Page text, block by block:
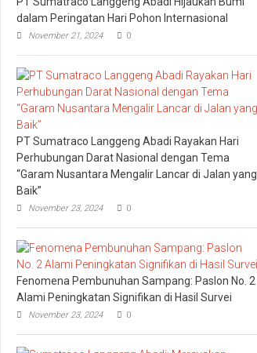
dalam Peringatan Hari Pohon Internasional
November 21, 2024 0
PT Sumatraco Langgeng Abadi Rayakan Hari
Perhubungan Darat Nasional dengan Tema
“Garam Nusantara Mengalir Lancar di Jalan yang
Baik”
November 23, 2024 0
Fenomena Pembunuhan Sampang: Paslon No. 2
Alami Peningkatan Signifikan di Hasil Survei
November 23, 2024 0